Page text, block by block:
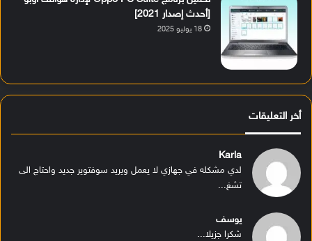
[أحدث إصدار 2021]
18 يوليو 2025
أخر التعليقات
Karla
لدي مشكله في جهازي لا يعمل ويريد سوفتوير جديد واحتاج الى
تشغ...
يوسف
شكرا جزيلا...